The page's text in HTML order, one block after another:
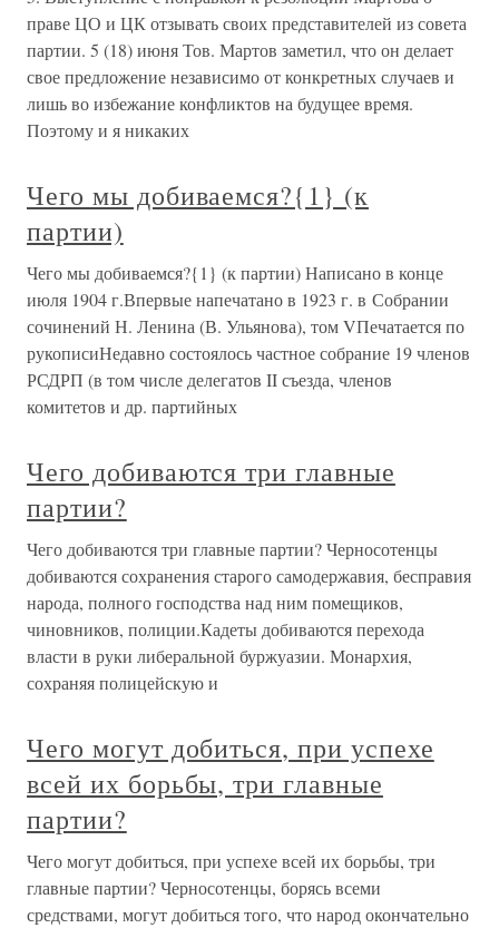
праве ЦО и ЦК отзывать своих представителей из совета
партии. 5 (18) июня Тов. Мартов заметил, что он делает
свое предложение независимо от конкретных случаев и
лишь во избежание конфликтов на будущее время.
Поэтому и я никаких
Чего мы добиваемся?{1} (к
партии)
Чего мы добиваемся?{1} (к партии) Написано в конце
июля 1904 г.Впервые напечатано в 1923 г. в Собрании
сочинений Н. Ленина (В. Ульянова), том VПечатается по
рукописиНедавно состоялось частное собрание 19 членов
РСДРП (в том числе делегатов II съезда, членов
комитетов и др. партийных
Чего добиваются три главные
партии?
Чего добиваются три главные партии? Черносотенцы
добиваются сохранения старого самодержавия, бесправия
народа, полного господства над ним помещиков,
чиновников, полиции.Кадеты добиваются перехода
власти в руки либеральной буржуазии. Монархия,
сохраняя полицейскую и
Чего могут добиться, при успехе
всей их борьбы, три главные
партии?
Чего могут добиться, при успехе всей их борьбы, три
главные партии? Черносотенцы, борясь всеми
средствами, могут добиться того, что народ окончательно